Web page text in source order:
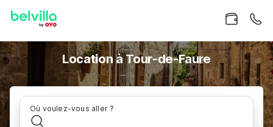
Location à Tour-de-Faure
Où voulez-vous aller ?